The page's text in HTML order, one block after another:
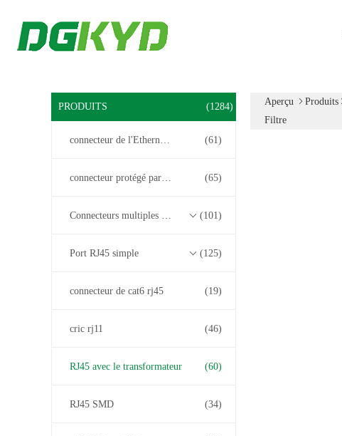
PRODUITS (1284)
connecteur de l'Ethernet rj45 (61)
connecteur protégé par rj45 (65)
Connecteurs multiples du port RJ45 (101)
Port RJ45 simple (125)
connecteur de cat6 rj45 (19)
cric rj11 (46)
RJ45 avec le transformateur (60)
RJ45 SMD (34)
Aperçu Produits
Filtre